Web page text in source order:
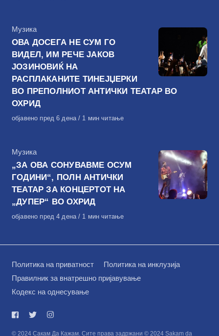
КАтегорија
Музика
ОВА ДОСЕГА НЕ СУМ ГО
ВИДЕЛ, ИМ РЕЧЕ ЈАКОВ
ЈОЗИНОВИЌ НА
РАСПЛАКАНИТЕ ТИНЕЈЏЕРКИ
ВО ПРЕПОЛНИОТ АНТИЧКИ ТЕАТАР ВО
ОХРИД
Објавено
објавено пред 6 дена 1 мин читање
КАтегорија
Музика
„ЗА ОВА СОНУВАВМЕ ОСУМ
ГОДИНИ“, ПОЛН АНТИЧКИ
ТЕАТАР ЗА КОНЦЕРТОТ НА
„ДУПЕР“ ВО ОХРИД
Објавено
објавено пред 4 дена 1 мин читање
Политика на приватност
Политика на инклузија
Правилник за внатрешно пријавување
Кодекс на однесување
© 2024 Сакам Да Кажам. Сите права задржани © 2024 Sakam da